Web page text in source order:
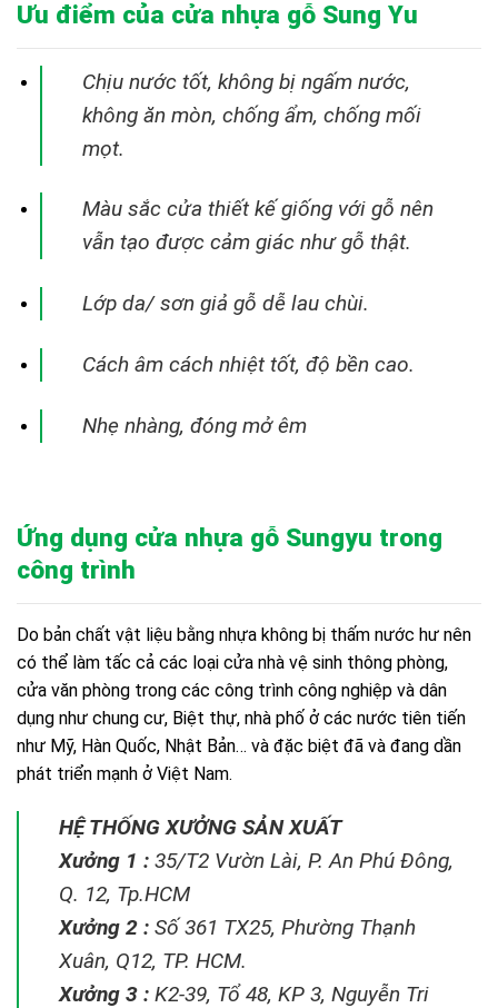
Ưu điểm của cửa nhựa gỗ Sung Yu
Chịu nước tốt, không bị ngấm nước,
không ăn mòn, chống ẩm, chống mối
mọt.
Màu sắc cửa thiết kế giống với gỗ nên
vẫn tạo được cảm giác như gỗ thật.
Lớp da/ sơn giả gỗ dễ lau chùi.
Cách âm cách nhiệt tốt, độ bền cao.
Nhẹ nhàng, đóng mở êm
Ứng dụng cửa nhựa gỗ Sungyu trong
công trình
Do bản chất vật liệu bằng nhựa không bị thấm nước hư nên
có thể làm tấc cả các loại cửa nhà vệ sinh thông phòng,
cửa văn phòng trong các công trình công nghiệp và dân
dụng như chung cư, Biệt thự, nhà phố ở các nước tiên tiến
như Mỹ, Hàn Quốc, Nhật Bản… và đặc biệt đã và đang dần
phát triển mạnh ở Việt Nam.
HỆ THỐNG XƯỞNG SẢN XUẤT
Xưởng 1 : 35/T2 Vườn Lài, P. An Phú Đông,
Q. 12, Tp.HCM
Xưởng 2 : Số 361 TX25, Phường Thạnh
Xuân, Q12, TP. HCM.
Xưởng 3 : K2-39, Tổ 48, KP 3, Nguyễn Tri